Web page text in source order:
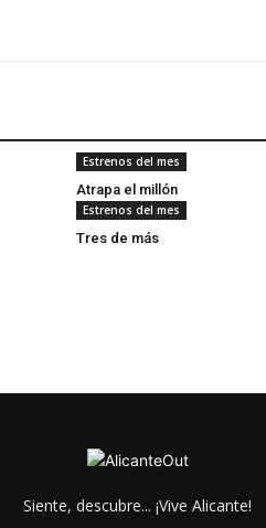
Estrenos del mes
Atrapa el millón
Estrenos del mes
Tres de más
Siente, descubre... ¡Vive Alicante!